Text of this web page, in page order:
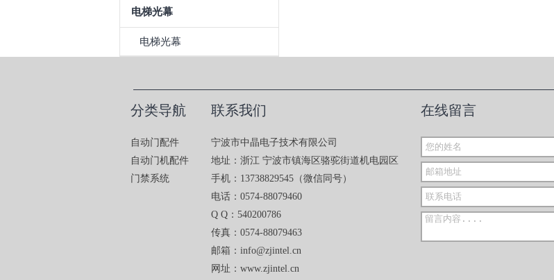
电梯光幕
电梯光幕
分类导航
自动门配件
自动门机配件
门禁系统
联系我们
宁波市中晶电子技术有限公司
地址：浙江 宁波市镇海区骆驼街道机电园区
手机：13738829545（微信同号）
电话：0574-88079460
Q Q：540200786
传真：0574-88079463
邮箱：info@zjintel.cn
网址：www.zjintel.cn
在线留言